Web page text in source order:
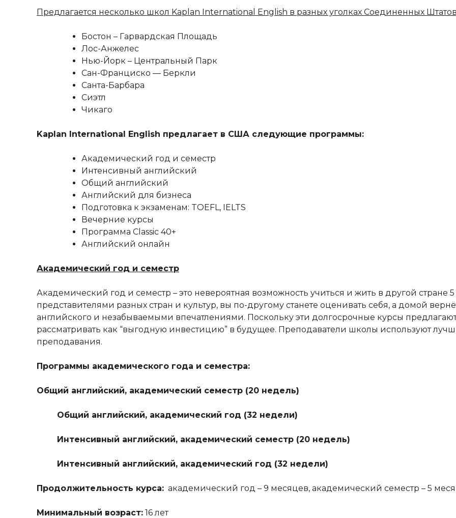
Предлагается несколько школ Kaplan International English в разных уголках Соединенных
Бостон – Гарвардская Площадь
Лос-Анжелес
Нью-Йорк – Центральный Парк
Сан-Францискo — Беркли
Cанта-Барбара
Сиэтл
Чикагo
Kaplan International English предлагает в США следующие программы:
Академический год и семестр
Интенсивный английский
Общий английский
Английский для бизнеса
Подготовка к экзаменам: TOEFL, IELTS
Вечерние курсы
Программа Classic 40+
Английский онлайн
Академический год и семестр
Академический год и семестр – это невероятная возможность учиться и жить в другой стране
представителями разных стран и культур, вы по-другому станете оценивать себя, а домой
английского и незабываемыми впечатлениями. Поскольку эти долгосрочные курсы
рассматривать как “выгодную инвестицию” в будущее. Преподаватели школы используют
преподавания.
Программы академического года и семестра:
Общий английский, академический семестр (20 недель)
Общий английский, академический год (32 недели)
Интенсивный английский, академический семестр (20 недель)
Интенсивный английский, академический год (32 недели)
Продолжительность курса: академический год – 9 месяцев, академический семестр – 5
Минимальный возраст: 16 лет